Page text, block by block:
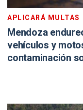
APLICARÁ MULTAS
Mendoza
vehículos y
contaminación